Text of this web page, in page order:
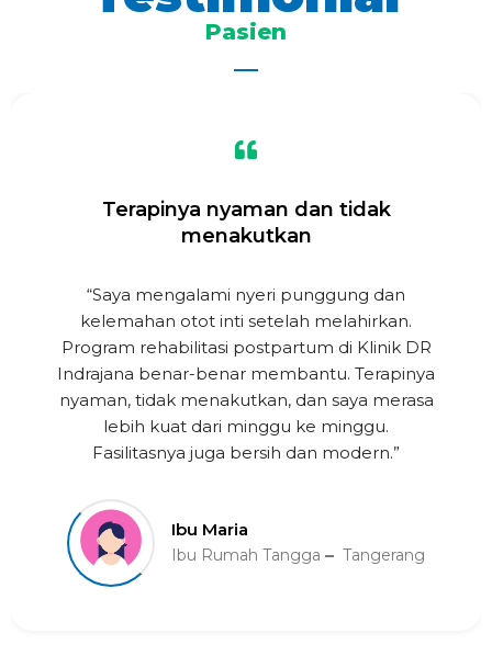
Pasien
Terapinya nyaman dan tidak
menakutkan
“Saya mengalami nyeri punggung dan
kelemahan otot inti setelah melahirkan.
Program rehabilitasi postpartum di Klinik DR
Indrajana benar-benar membantu. Terapinya
nyaman, tidak menakutkan, dan saya merasa
lebih kuat dari minggu ke minggu.
Fasilitasnya juga bersih dan modern.”
Ibu Maria
Ibu Rumah Tangga Tangerang